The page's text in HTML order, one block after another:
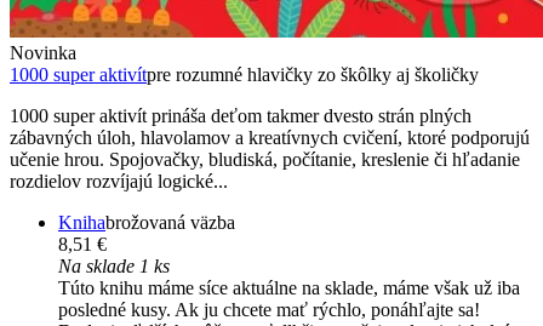
Novinka
1000 super aktivítpre rozumné hlavičky zo škôlky aj školičky
1000 super aktivít prináša deťom takmer dvesto strán plných
zábavných úloh, hlavolamov a kreatívnych cvičení, ktoré podporujú
učenie hrou. Spojovačky, bludiská, počítanie, kreslenie či hľadanie
rozdielov rozvíjajú logické...
Knihabrožovaná väzba
8,51 €
Na sklade 1 ks
Túto knihu máme síce aktuálne na sklade, máme však už iba
posledné kusy. Ak ju chcete mať rýchlo, ponáhľajte sa!